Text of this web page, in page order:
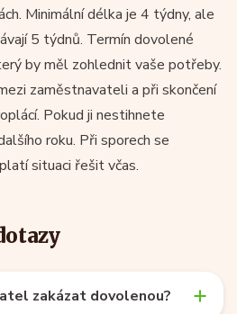
Minimální délka je 4 týdny, ale
5 týdnů. Termín dovolené
by měl zohlednit vaše potřeby.
zaměstnavateli a při skončení
Pokud ji nestihnete
roku. Při sporech se
situaci řešit včas.
zakázat dovolenou?